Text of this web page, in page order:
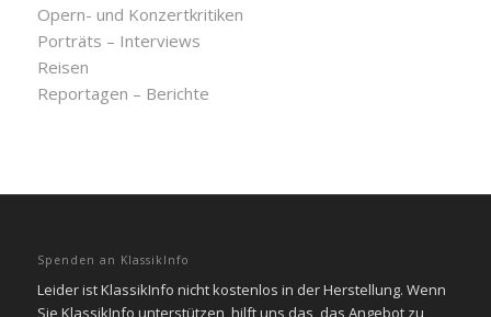
Opern- und Konzertkritiken
Porträts – Interviews
Reisen
Reportagen – Berichte
Spenden an KlassikInfo
Leider ist KlassikInfo nicht kostenlos in der Herstellung. Wenn
Sie KlassikInfo unterstützen, hilft uns das, das Angebot zu